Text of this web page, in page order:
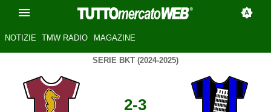
NOTIZIE TMW RADIO MAGAZINE
SERIE BKT (2024-2025)
2-3